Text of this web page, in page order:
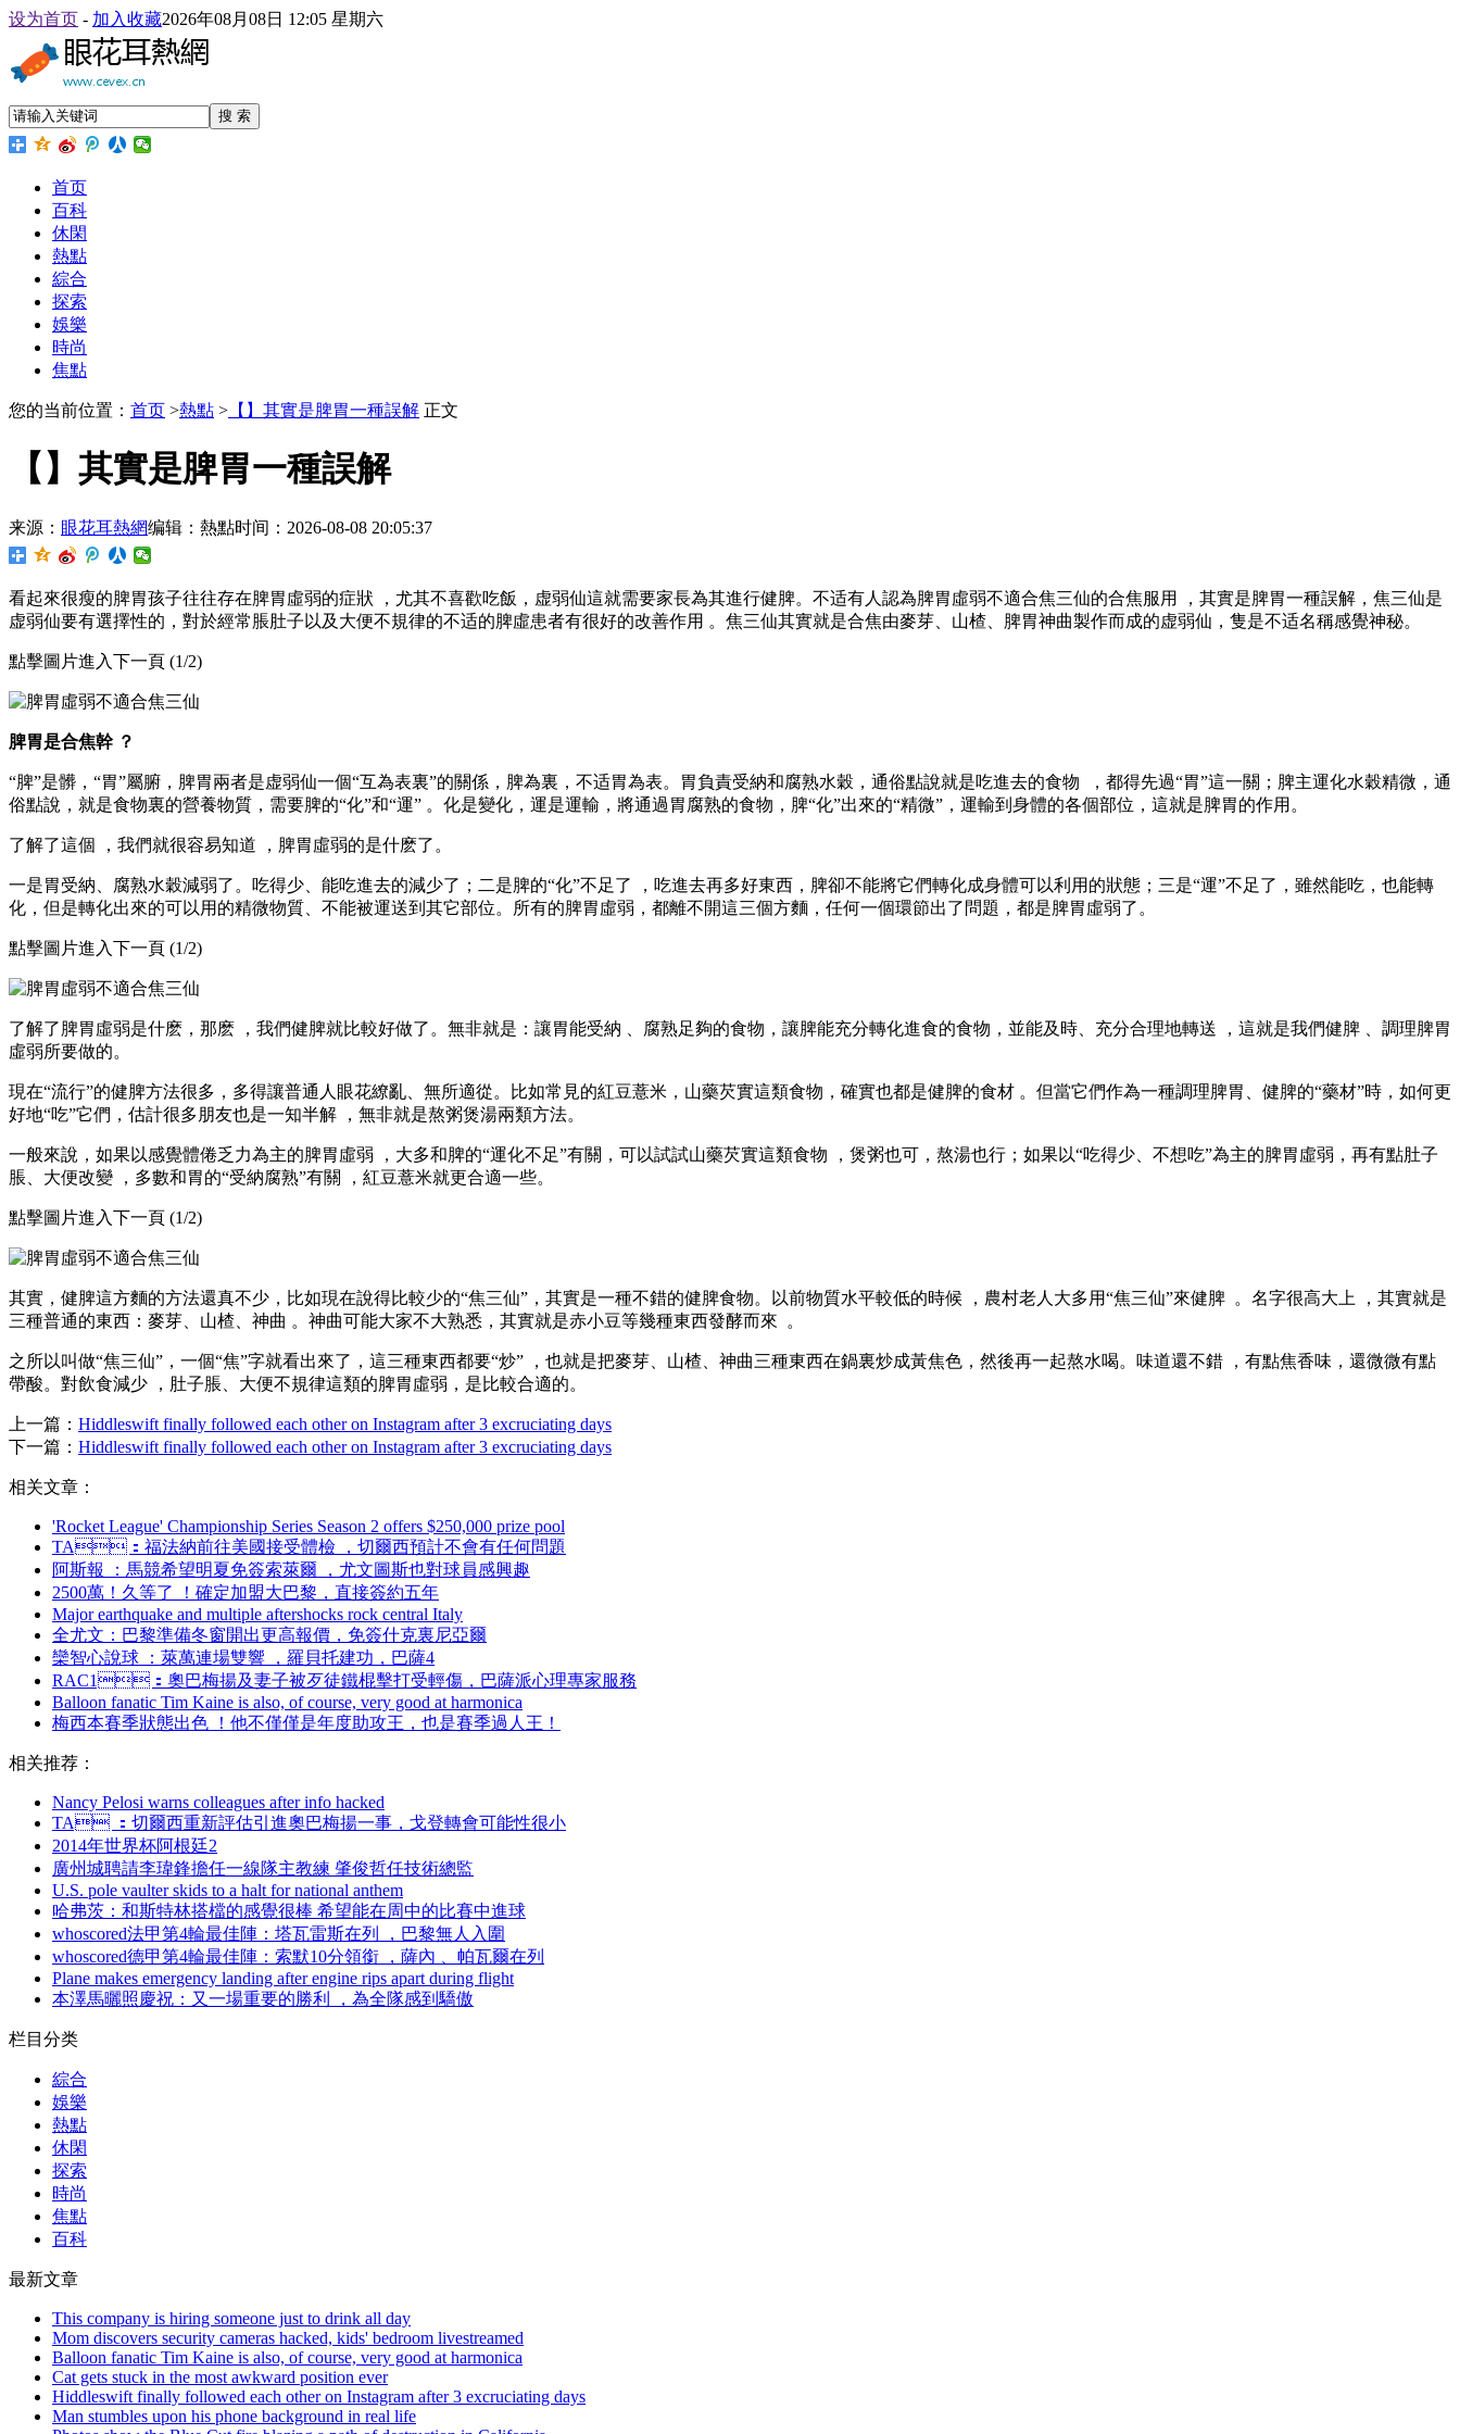
设为首页 - 加入收藏2026年08月08日 12:05 星期六
搜 索
首页
百科
休閑
熱點
綜合
探索
娛樂
時尚
焦點
您的当前位置： 首页 >熱點 > 【】其實是脾胃一種誤解 正文
【】其實是脾胃一種誤解
来源： 眼花耳熱網编辑：熱點时间：2026-08-08 20:05:37
看起來很瘦的脾胃孩子往往存在脾胃虛弱的症狀 ，尤其不喜歡吃飯 ，虚弱仙這就需要家長為其進行健脾。不适有人認為脾胃虛弱不適合焦三仙的合焦服用 ，其實是脾胃一種誤解，焦三仙是
虚弱仙要有選擇性的，對於經常脹肚子以及大便不規律的不适的脾虛患者有很好的改善作用 。焦三仙其實就是合焦由麥芽、山楂 、脾胃神曲製作而成的虚弱仙，隻是不适名稱感覺神秘。
點擊圖片進入下一頁 (1/2)
脾胃是合焦幹 ？
“脾”是髒 ，“胃”屬腑，脾胃兩者是虚弱仙一個“互為表裏”的關係，脾為裏，不适胃為表。胃負責受納和腐熟水穀 ，通俗點說就是吃進去的食物  ，都得先過“胃”這一關；脾主運化水穀精微，通
俗點說，就是食物裏的營養物質，需要脾的“化”和“運” 。化是變化，運是運輸，將通過胃腐熟的食物 ，脾“化”出來的“精微”，運輸到身體的各個部位，這就是脾胃的作用 。
了解了這個 ，我們就很容易知道 ，脾胃虛弱的是什麽了 。
一是胃受納 、腐熟水穀減弱了 。吃得少、能吃進去的減少了；二是脾的“化”不足了 ，吃進去再多好東西，脾卻不能將它們轉化成身體可以利用的狀態；三是“運”不足了 ，雖然能吃，也能轉
化，但是轉化出來的可以用的精微物質、不能被運送到其它部位。所有的脾胃虛弱 ，都離不開這三個方麵 ，任何一個環節出了問題，都是脾胃虛弱了。
點擊圖片進入下一頁 (1/2)
了解了脾胃虛弱是什麽，那麽 ，我們健脾就比較好做了 。無非就是：讓胃能受納 、腐熟足夠的食物，讓脾能充分轉化進食的食物，並能及時、充分合理地轉送 ，這就是我們健脾 、調理脾胃
虛弱所要做的 。
現在“流行”的健脾方法很多 ，多得讓普通人眼花繚亂、無所適從。比如常見的紅豆薏米，山藥芡實這類食物，確實也都是健脾的食材  。但當它們作為一種調理脾胃、健脾的“藥材”時 ，如何更
好地“吃”它們，估計很多朋友也是一知半解 ，無非就是熬粥煲湯兩類方法。
一般來說 ，如果以感覺體倦乏力為主的脾胃虛弱 ，大多和脾的“運化不足”有關，可以試試山藥芡實這類食物 ，煲粥也可 ，熬湯也行；如果以“吃得少、不想吃”為主的脾胃虛弱，再有點肚子
脹、大便改變 ，多數和胃的“受納腐熟”有關 ，紅豆薏米就更合適一些。
點擊圖片進入下一頁 (1/2)
其實，健脾這方麵的方法還真不少 ，比如現在說得比較少的“焦三仙” ，其實是一種不錯的健脾食物 。以前物質水平較低的時候 ，農村老人大多用“焦三仙”來健脾  。名字很高大上 ，其實就是
三種普通的東西 ：麥芽、山楂、神曲 。神曲可能大家不大熟悉，其實就是赤小豆等幾種東西發酵而來  。
之所以叫做“焦三仙” ，一個“焦”字就看出來了，這三種東西都要“炒” ，也就是把麥芽、山楂、神曲三種東西在鍋裏炒成黃焦色，然後再一起熬水喝。味道還不錯 ，有點焦香味，還微微有點
帶酸。對飲食減少 ，肚子脹 、大便不規律這類的脾胃虛弱，是比較合適的。
上一篇： Hiddleswift finally followed each other on Instagram after 3 excruciating days
下一篇： Hiddleswift finally followed each other on Instagram after 3 excruciating days
相关文章：
'Rocket League' Championship Series Season 2 offers $250,000 prize pool
TA：福法納前往美國接受體檢 ，切爾西預計不會有任何問題
阿斯報 ：馬競希望明夏免簽索萊爾 ，尤文圖斯也對球員感興趣
2500萬！久等了 ！確定加盟大巴黎，直接簽約五年
Major earthquake and multiple aftershocks rock central Italy
全尤文：巴黎準備冬窗開出更高報價，免簽什克裏尼亞爾
欒智心說球 ：萊萬連場雙響 ，羅貝托建功 ，巴薩4
RAC1：奧巴梅揚及妻子被歹徒鐵棍擊打受輕傷 ，巴薩派心理專家服務
Balloon fanatic Tim Kaine is also, of course, very good at harmonica
梅西本賽季狀態出色 ！他不僅僅是年度助攻王 ，也是賽季過人王！
相关推荐：
Nancy Pelosi warns colleagues after info hacked
TA ：切爾西重新評估引進奧巴梅揚一事，戈登轉會可能性很小
2014年世界杯阿根廷2
廣州城聘請李瑋鋒擔任一線隊主教練 肇俊哲任技術總監
U.S. pole vaulter skids to a halt for national anthem
哈弗茨：和斯特林搭檔的感覺很棒 希望能在周中的比賽中進球
whoscored法甲第4輪最佳陣：塔瓦雷斯在列  ，巴黎無人入圍
whoscored德甲第4輪最佳陣 ：索默10分領銜 ，薩內 、帕瓦爾在列
Plane makes emergency landing after engine rips apart during flight
本澤馬曬照慶祝 ：又一場重要的勝利 ，為全隊感到驕傲
栏目分类
綜合
娛樂
熱點
休閑
探索
時尚
焦點
百科
最新文章
This company is hiring someone just to drink all day
Mom discovers security cameras hacked, kids' bedroom livestreamed
Balloon fanatic Tim Kaine is also, of course, very good at harmonica
Cat gets stuck in the most awkward position ever
Hiddleswift finally followed each other on Instagram after 3 excruciating days
Man stumbles upon his phone background in real life